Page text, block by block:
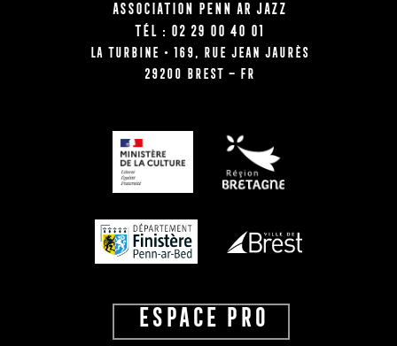
Association Penn Ar Jazz
Tél : 02 29 00 40 01
La Turbine • 169, rue Jean Jaurès
29200 BREST – FR
ESPACE PRO